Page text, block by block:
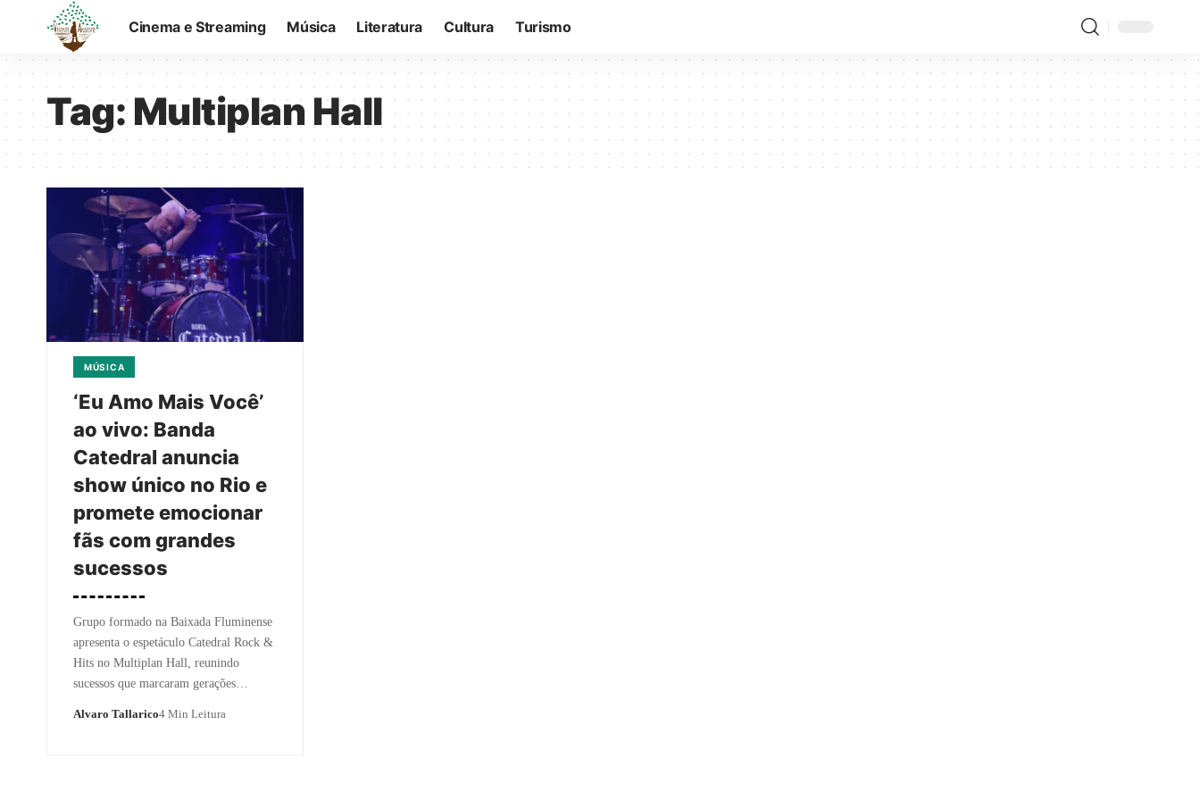
Cinema e Streaming Música Literatura Cultura Turismo
Tag:Multiplan Hall
MÚSICA
‘Eu Amo Mais Você’
ao vivo: Banda
Catedral anuncia
show único no Rio e
promete emocionar
fãs com grandes
sucessos
Grupo formado na Baixada Fluminense
apresenta o espetáculo Catedral Rock &
Hits no Multiplan Hall, reunindo
sucessos que marcaram gerações…
Alvaro Tallarico4 Min Leitura